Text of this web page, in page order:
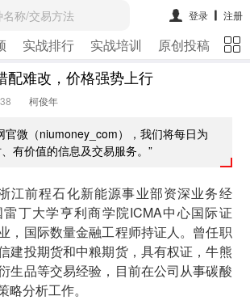
称/交易方法 登录 注册
实战排行 实战培训 原创投稿 期
配难改，价格强势上行
柯俊年
官微（niumoney_com），我们将每日为
有价值的信息及交易服务。”
江前程石化新能源事业部资深业务经
丁大学亨利商学院ICMA中心国际证
，国际数量金融工程师持证人。曾任职
建投期货和中粮期货，具有权证，牛熊
生品等交易经验，目前在公司从事碳酸
略分析工作。